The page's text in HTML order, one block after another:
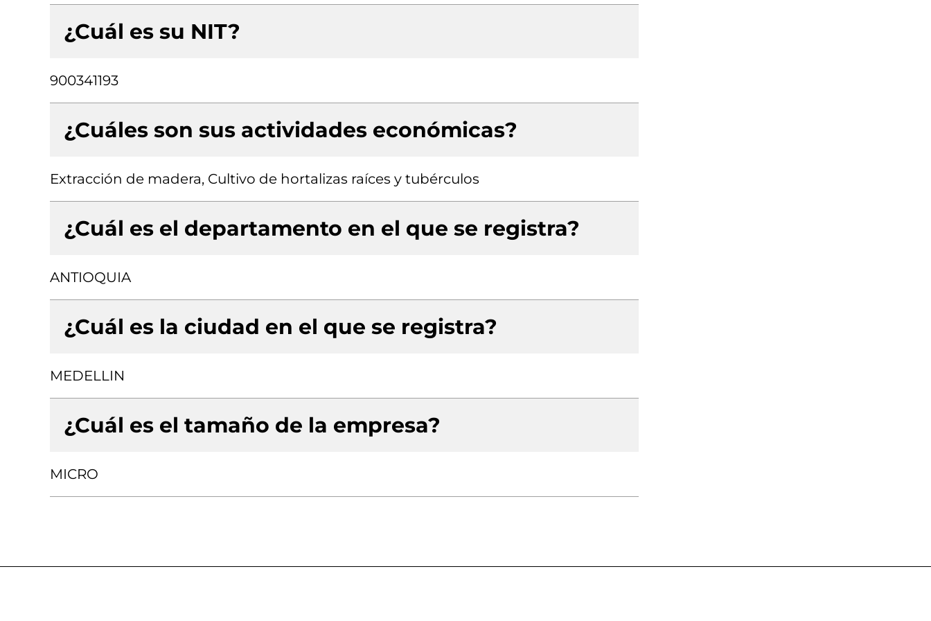
¿Cuál es su NIT?
900341193
¿Cuáles son sus actividades económicas?
Extracción de madera, Cultivo de hortalizas raíces y tubérculos
¿Cuál es el departamento en el que se registra?
ANTIOQUIA
¿Cuál es la ciudad en el que se registra?
MEDELLIN
¿Cuál es el tamaño de la empresa?
MICRO